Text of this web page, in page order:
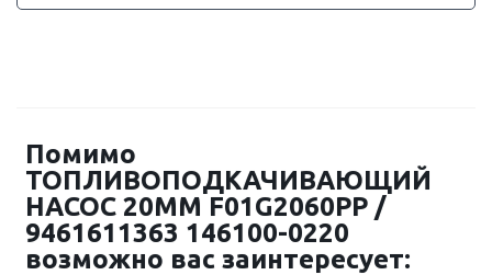
Помимо
ТОПЛИВОПОДКАЧИВАЮЩИЙ
НАСОС 20MM F01G2060PP /
9461611363 146100-0220
возможно вас заинтересует: